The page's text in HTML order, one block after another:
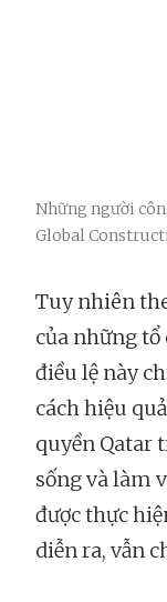
Những người
Global
Tuy nhiên
của những
điều lệ này
cách hiệu
quyền Qatar
sống và làm
được thực
diễn ra, vẫn